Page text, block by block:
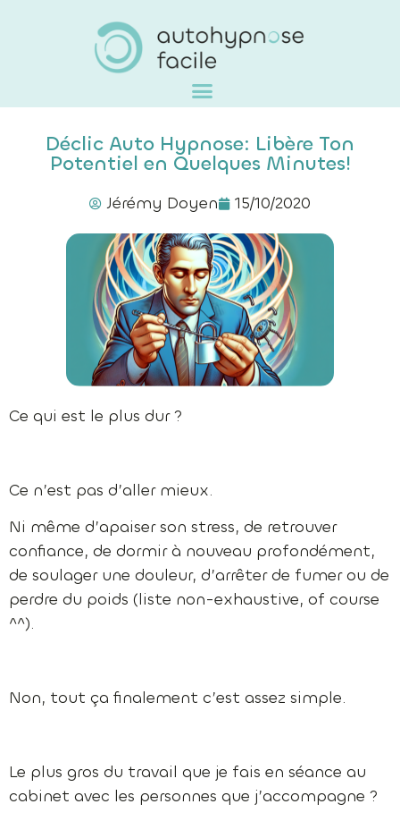
Déclic Auto Hypnose: Libère Ton
Potentiel en Quelques Minutes!
Jérémy Doyen 15/10/2020
Ce qui est le plus dur ?
Ce n’est pas d’aller mieux.
Ni même d’apaiser son stress, de retrouver
confiance, de dormir à nouveau profondément,
de soulager une douleur, d’arrêter de fumer ou de
perdre du poids (liste non-exhaustive, of course
^^).
Non, tout ça finalement c’est assez simple.
Le plus gros du travail que je fais en séance au
cabinet avec les personnes que j’accompagne ?